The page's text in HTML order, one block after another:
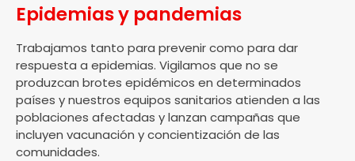
Epidemias y pandemias
Trabajamos tanto para prevenir como para dar
respuesta a epidemias. Vigilamos que no se
produzcan brotes epidémicos en determinados
países y nuestros equipos sanitarios atienden a las
poblaciones afectadas y lanzan campañas que
incluyen vacunación y concientización de las
comunidades.